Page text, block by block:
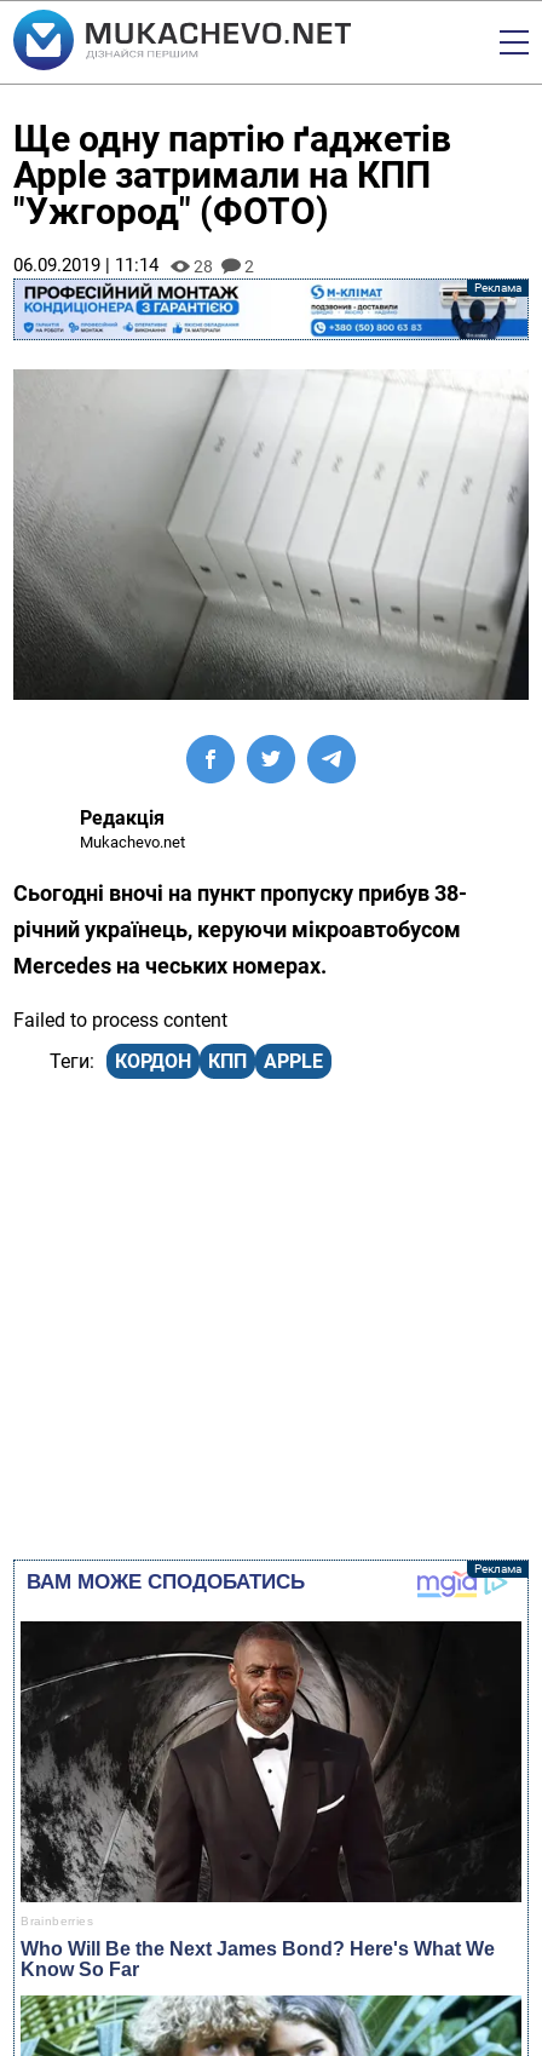
Ще одну партію ґаджетів
Apple затримали на КПП
"Ужгород" (ФОТО)
06.09.2019 | 11:14 28 2
Редакція
Mukachevo.net
Сьогодні вночі на пункт пропуску прибув 38-
річний українець, керуючи мікроавтобусом
Mercedes на чеських номерах.
Failed to process content
КОРДОН
КПП APPLE